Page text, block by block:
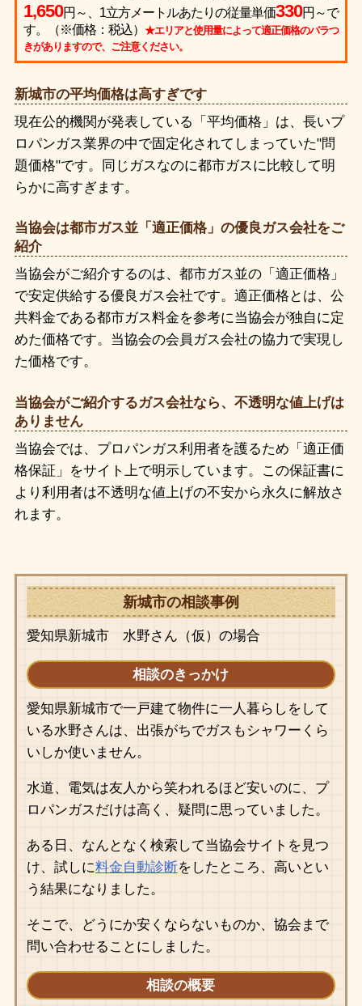
1,650円～、1立方メートルあたりの従量単価330円～で
す。（※価格：税込） ★エリアと使用量によって適正価格のバラつ
きがありますので、ご注意ください。
新城市の平均価格は高すぎです
現在公的機関が発表している「平均価格」は、長いプ
ロパンガス業界の中で固定化されてしまっていた"問
題価格"です。同じガスなのに都市ガスに比較して明
らかに高すぎます。
当協会は都市ガス並「適正価格」の優良ガス会社をご
紹介
当協会がご紹介するのは、都市ガス並の「適正価格」
で安定供給する優良ガス会社です。適正価格とは、公
共料金である都市ガス料金を参考に当協会が独自に定
めた価格です。当協会の会員ガス会社の協力で実現し
た価格です。
当協会がご紹介するガス会社なら、不透明な値上げは
ありません
当協会では、プロパンガス利用者を護るため「適正価
格保証」をサイト上で明示しています。この保証書に
より利用者は不透明な値上げの不安から永久に解放さ
れます。
新城市の相談事例
愛知県新城市 水野さん（仮）の場合
相談のきっかけ
愛知県新城市で一戸建て物件に一人暮らしをして
いる水野さんは、出張がちでガスもシャワーくら
いしか使いません。
水道、電気は友人から笑われるほど安いのに、プ
ロパンガスだけは高く、疑問に思っていました。
ある日、なんとなく検索して当協会サイトを見つ
け、試しに料金自動診断をしたところ、高いとい
う結果になりました。
そこで、どうにか安くならないものか、協会まで
問い合わせることにしました。
相談の概要